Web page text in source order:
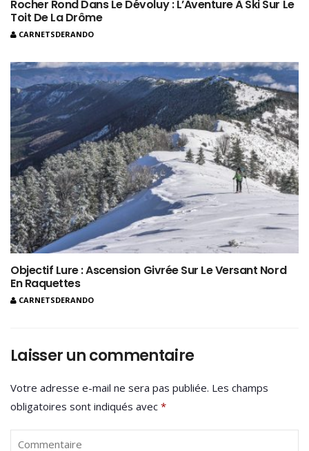
Rocher Rond Dans Le Dévoluy : L’Aventure À Ski Sur Le
Toit De La Drôme
CARNETSDERANDO
Objectif Lure : Ascension Givrée Sur Le Versant Nord
En Raquettes
CARNETSDERANDO
Laisser un commentaire
Votre adresse e-mail ne sera pas publiée. Les champs
obligatoires sont indiqués avec *